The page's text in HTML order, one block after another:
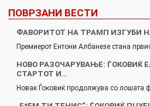
ПОВРЗАНИ ВЕСТИ
ФАВОРИТОТ НА ТРАМП ИЗГУБИ
Премиерот Ентони Албанезе стана
НОВО РАЗОЧАРУВАЊЕ: ЃОКОВИЌ
СТАРТОТ И…
Новак Ѓоковиќ продолжува со лошата